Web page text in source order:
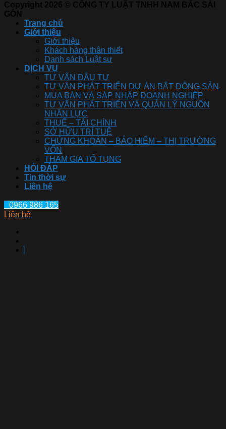
Copyright 2026 © CÔNG TY LUẬT TNHH NAM BẮC SÀI
GÒN
Trang chủ
Giới thiệu
Giới thiệu
Khách hàng thân thiết
Danh sách Luật sư
DỊCH VỤ
TƯ VẤN ĐẦU TƯ
TƯ VẤN PHÁT TRIỂN DỰ ÁN BẤT ĐỘNG SẢN
MUA BÁN VÀ SÁP NHẬP DOANH NGHIỆP
TƯ VẤN PHÁT TRIỂN VÀ QUẢN LÝ NGUỒN
NHÂN LỰC
THUẾ – TÀI CHÍNH
SỞ HỮU TRÍ TUỆ
CHỨNG KHOÁN – BẢO HIỂM – THỊ TRƯỜNG
VỐN
THAM GIA TỐ TỤNG
HỎI ĐÁP
Tin thời sự
Liên hệ
0966 986 165
Liên hệ